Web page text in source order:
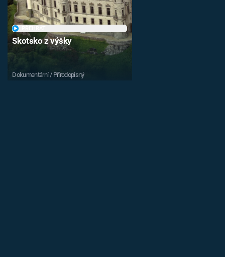
Skotsko z výšky
Dokumentární / Přírodopisný